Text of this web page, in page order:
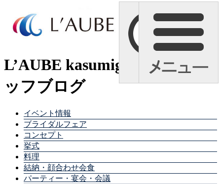
L’AUBE kasumigaura スタ
ッフブログ
イベント情報
ブライダルフェア
コンセプト
挙式
料理
結納・顔合わせ会食
パーティー・宴会・会議